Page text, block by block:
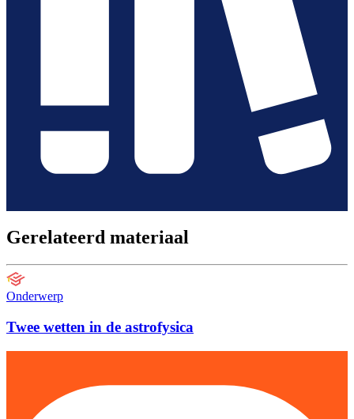
Gerelateerd materiaal
Onderwerp
Twee wetten in de astrofysica